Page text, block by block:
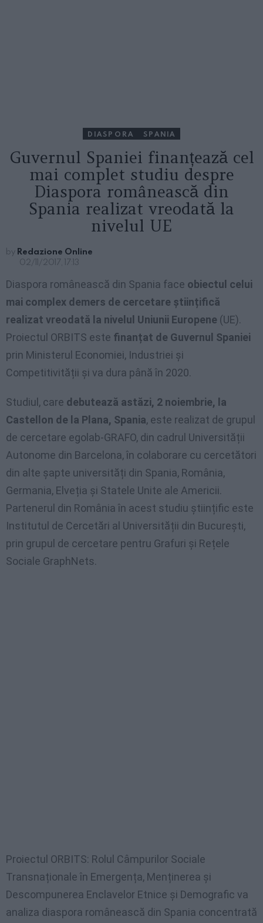
DIASPORA SPANIA
Guvernul Spaniei finanțează cel
mai complet studiu despre
Diaspora românească din
Spania realizat vreodată la
nivelul UE
by Redazione Online
02/11/2017, 17:13
Diaspora românească din Spania face obiectul celui
mai complex demers de cercetare științifică
realizat vreodată la nivelul Uniunii Europene (UE).
Proiectul ORBITS este finanțat de Guvernul Spaniei
prin Ministerul Economiei, Industriei și
Competitivității și va dura până în 2020.
Studiul, care debutează astăzi, 2 noiembrie, la
Castellon de la Plana, Spania, este realizat de grupul
de cercetare egolab-GRAFO, din cadrul Universității
Autonome din Barcelona, în colaborare cu cercetători
din alte șapte universități din Spania, România,
Germania, Elveția și Statele Unite ale Americii.
Partenerul din România în acest studiu științific este
Institutul de Cercetări al Universității din București,
prin grupul de cercetare pentru Grafuri și Rețele
Sociale GraphNets.
Proiectul ORBITS: Rolul Câmpurilor Sociale
Transnaționale în Emergența, Menținerea și
Descompunerea Enclavelor Etnice și Demografic va
analiza diaspora românească din Spania concentrată